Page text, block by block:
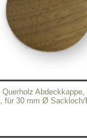
Querholz
für 30 mm Ø Sackloch/